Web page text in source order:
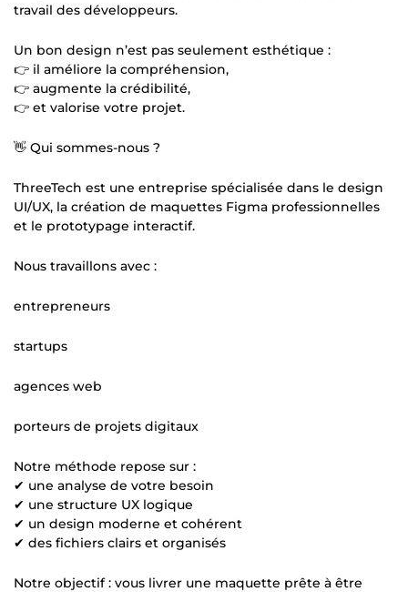
travail des développeurs.
Un bon design n’est pas seulement esthétique :
👉 il améliore la compréhension,
👉 augmente la crédibilité,
👉 et valorise votre projet.
👋 Qui sommes-nous ?
ThreeTech est une entreprise spécialisée dans le design
UI/UX, la création de maquettes Figma professionnelles
et le prototypage interactif.
Nous travaillons avec :
entrepreneurs
startups
agences web
porteurs de projets digitaux
Notre méthode repose sur :
✔ une analyse de votre besoin
✔ une structure UX logique
✔ un design moderne et cohérent
✔ des fichiers clairs et organisés
Notre objectif : vous livrer une maquette prête à être